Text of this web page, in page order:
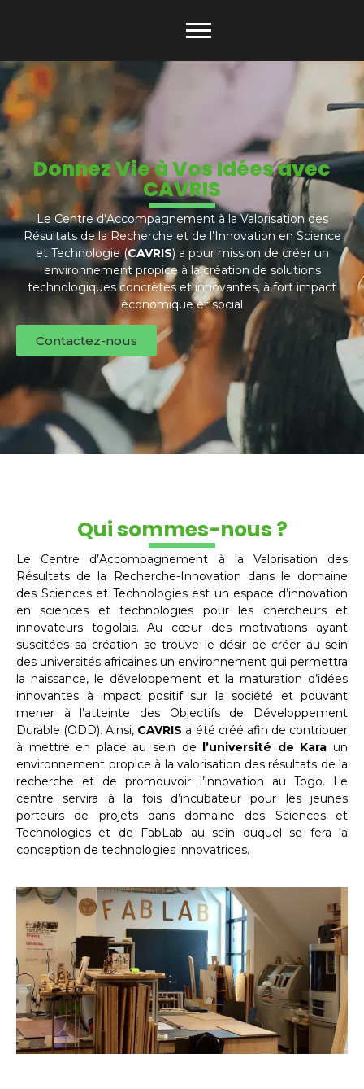
Donnez Vie à Vos Idées avec
CAVRIS
Le Centre d’Accompagnement à la Valorisation des
Résultats de la Recherche et de l’Innovation en Science
et Technologie (CAVRIS) a pour mission de créer un
environnement propice à la création de solutions
technologiques concrètes et innovantes, à fort impact
économique et social
Contactez-nous
Qui sommes-nous ?
Le Centre d’Accompagnement à la Valorisation des
Résultats de la Recherche-Innovation dans le domaine
des Sciences et Technologies est un espace d’innovation
en sciences et technologies pour les chercheurs et
innovateurs togolais. Au cœur des motivations ayant
suscitées sa création se trouve le désir de créer au sein
des universités africaines un environnement qui permettra
la naissance, le développement et la maturation d’idées
innovantes à impact positif sur la société et pouvant
mener à l’atteinte des Objectifs de Développement
Durable (ODD). Ainsi, CAVRIS a été créé afin de contribuer
à mettre en place au sein de
l’université de Kara un
environnement propice à la valorisation des résultats de la
recherche et de promouvoir l’innovation au Togo. Le
centre servira à la fois d’incubateur pour les jeunes
porteurs de projets dans domaine des Sciences et
Technologies et de FabLab au sein duquel se fera la
conception de technologies innovatrices.